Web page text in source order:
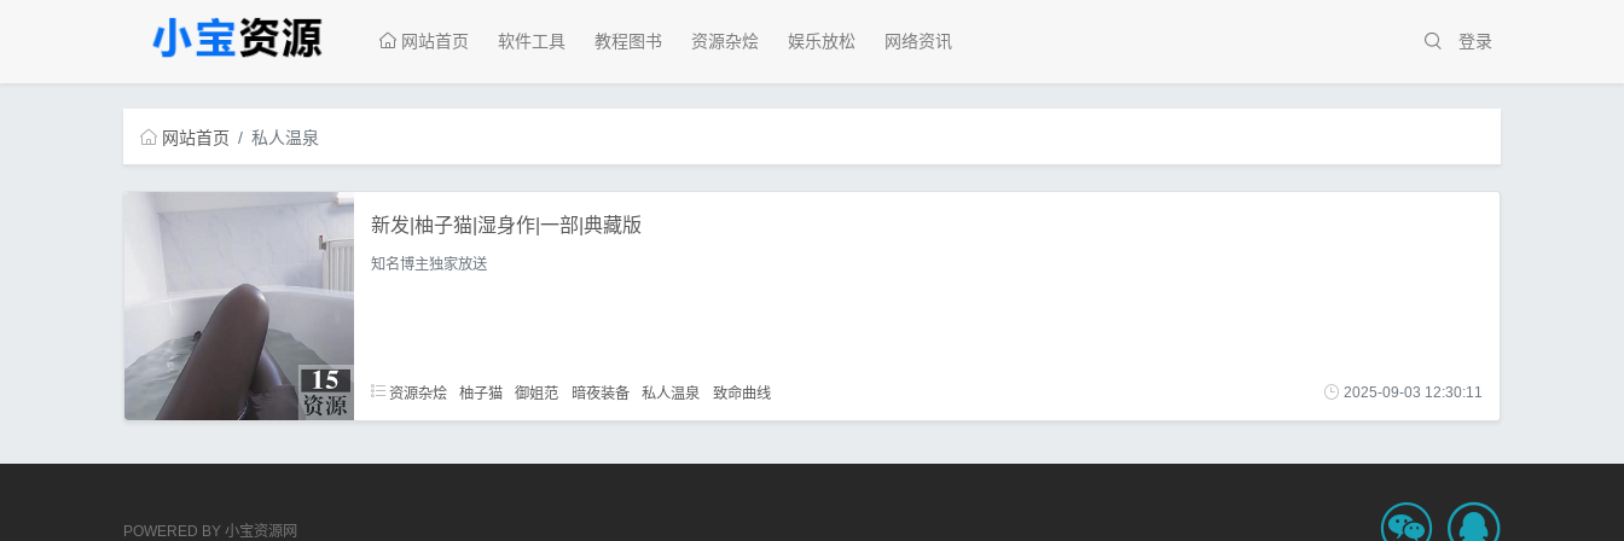
网站首页 软件工具 教程图书 资源杂烩 娱乐放松 网络资讯 登录
网站首页 私人温泉
新发|柚子猫|湿身作|一部|典藏版
知名博主独家放送
资源杂烩 柚子猫 御姐范 暗夜装备 私人温泉 致命曲线 2025-09-03 12:30:11
POWERED BY 小宝资源网